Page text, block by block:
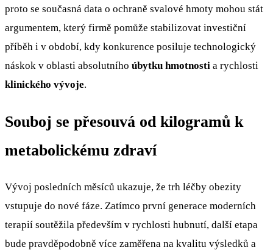
proto se současná data o ochraně svalové hmoty mohou stát
argumentem, který firmě pomůže stabilizovat investiční
příběh i v období, kdy konkurence posiluje technologický
náskok v oblasti absolutního úbytku hmotnosti a rychlosti
klinického vývoje.
Souboj se přesouvá od kilogramů k
metabolickému zdraví
Vývoj posledních měsíců ukazuje, že trh léčby obezity
vstupuje do nové fáze. Zatímco první generace moderních
terapií soutěžila především v rychlosti hubnutí, další etapa
bude pravděpodobně více zaměřena na kvalitu výsledků a